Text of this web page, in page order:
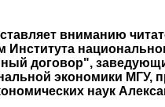
вниманию
Института
договор",
экономики МГУ,
наук